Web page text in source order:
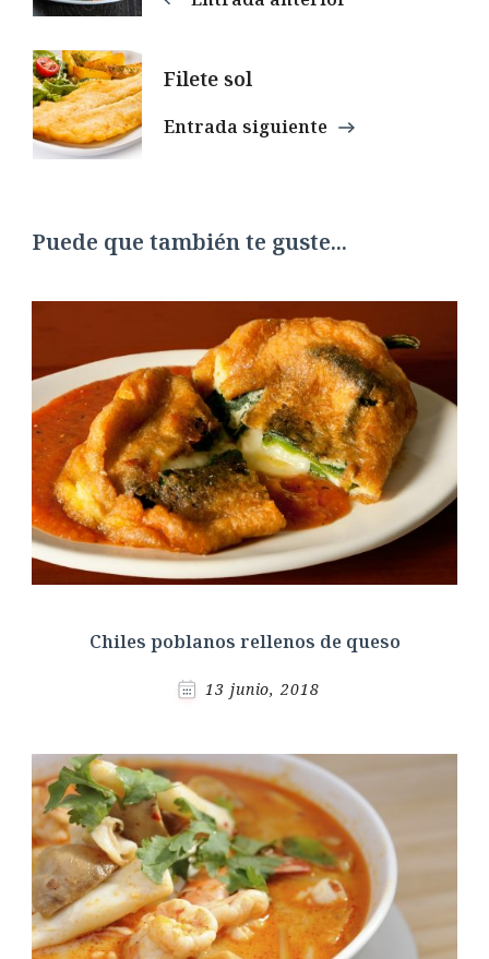
entradas
Filete sol
Entrada siguiente
Puede que también te guste...
Chiles poblanos rellenos de queso
13 junio, 2018